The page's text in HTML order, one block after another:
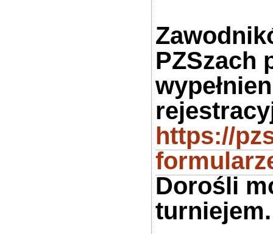
PZSzach
https://
Dorośli
turniejem.